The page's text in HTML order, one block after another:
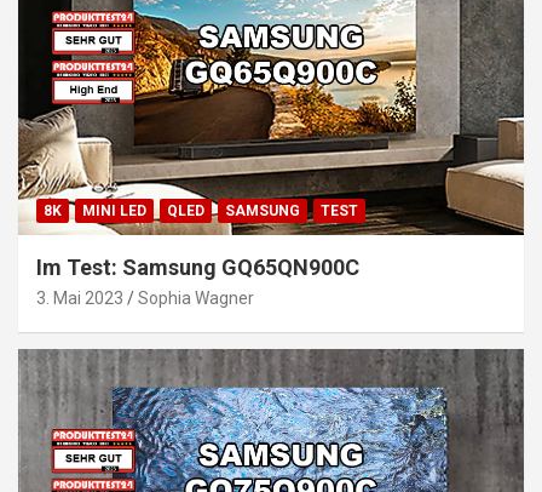
8K MINI LED QLED SAMSUNG TEST
Im Test: Samsung GQ65QN900C
3. Mai 2023 Sophia Wagner